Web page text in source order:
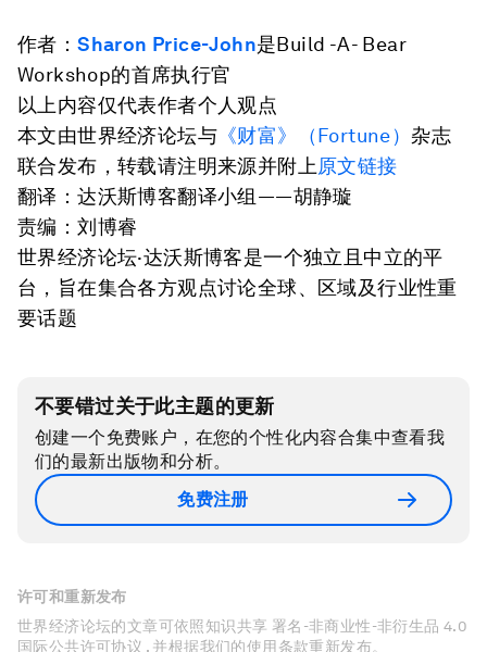
作者：Sharon Price-John是Build -A- Bear
Workshop的首席执行官
以上内容仅代表作者个人观点
本文由世界经济论坛与 《财富》（Fortune）杂志
联合发布，转载请注明来源并附上原文链接
翻译：达沃斯博客翻译小组——胡静璇
责编：刘博睿
世界经济论坛·达沃斯博客是一个独立且中立的平
台，旨在集合各方观点讨论全球、区域及行业性重
要话题
不要错过关于此主题的更新
创建一个免费账户，在您的个性化内容合集中查看我
们的最新出版物和分析。
免费注册
许可和重新发布
世界经济论坛的文章可依照知识共享 署名-非商业性-非衍生品 4.0
国际公共许可协议 , 并根据我们的使用条款重新发布。